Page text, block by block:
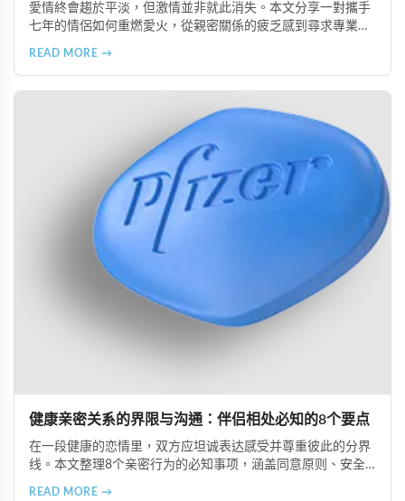
愛情終會趨於平淡，但激情並非就此消失。本文分享一對攜手
七年的情侶如何重燃愛火，從親密關係的疲乏感到尋求專業協
READ MORE →
健康亲密关系的界限与沟通：伴侣相处必知的8个要点
在一段健康的恋情里，双方应坦诚表达感受并尊重彼此的分界
线。本文整理8个亲密行为的必知事项，涵盖同意原则、安全
READ MORE →